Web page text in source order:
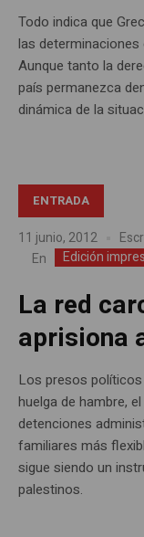
Todo indica que
las
Aunque tanto la
país permanezca
dinámica de la
ENTRADA
11 junio, 2012
En
Edición
La red
aprisiona
Los presos
huelga de hambre,
detenciones
familiares más
sigue siendo un
palestinos.